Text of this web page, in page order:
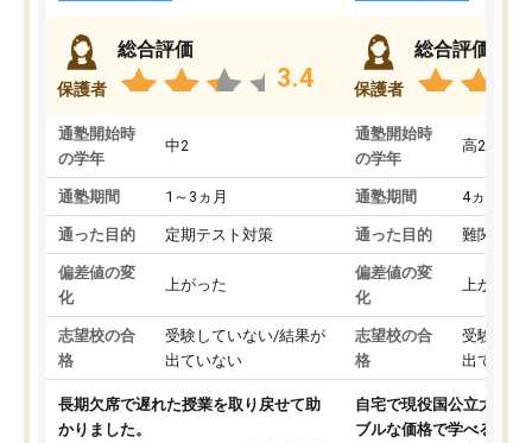
保護者
総合評価
3.4
通塾開始時
の学年
中2
通塾期間 1～3ヵ月
通った目的 定期テスト対策
偏差値の変
化
上がった
志望校の合
格
受験していない/結果が
出ていない
長期欠席で遅れた授業を取り戻せて助
かりました。
保護者
総合評価
通塾開始時
の学年
高2
通塾期間 4ヵ月～1
通った目的 難関私立
偏差値の変
化
上がった
志望校の合
格
受験して
出ていな
自宅で現役国公立大学生
ブルな価格で学べる